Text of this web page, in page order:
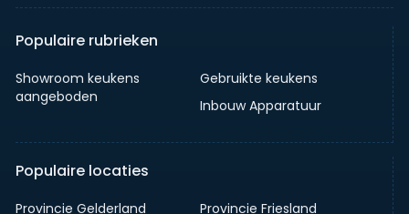
Populaire rubrieken
Showroom keukens
aangeboden
Gebruikte keukens
Inbouw Apparatuur
Populaire locaties
Provincie Gelderland
Provincie Friesland